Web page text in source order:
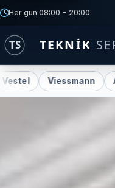
Her gün 08:00 - 20:00
Viessmann Airfel